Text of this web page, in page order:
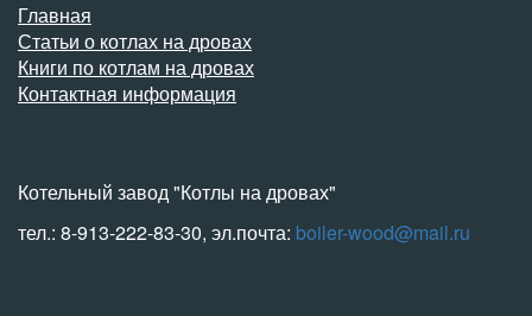
Главная
Статьи о котлах на дровах
Книги по котлам на дровах
Контактная информация
Котельный завод "Котлы на дровах"
тел.: 8-913-222-83-30, эл.почта: boiler-wood@mail.ru